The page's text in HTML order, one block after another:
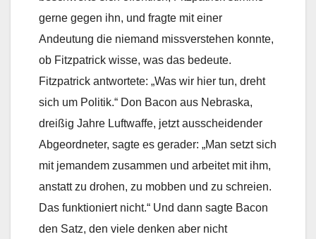
gerne gegen ihn, und fragte mit einer
Andeutung die niemand missverstehen konnte,
ob Fitzpatrick wisse, was das bedeute.
Fitzpatrick antwortete: „Was wir hier tun, dreht
sich um Politik.“ Don Bacon aus Nebraska,
dreißig Jahre Luftwaffe, jetzt ausscheidender
Abgeordneter, sagte es gerader: „Man setzt sich
mit jemandem zusammen und arbeitet mit ihm,
anstatt zu drohen, zu mobben und zu schreien.
Das funktioniert nicht.“ Und dann sagte Bacon
den Satz, den viele denken aber nicht